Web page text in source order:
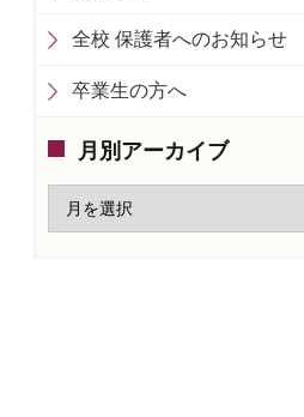
全校 保護者へのお知らせ
卒業生の方へ
月別アーカイブ